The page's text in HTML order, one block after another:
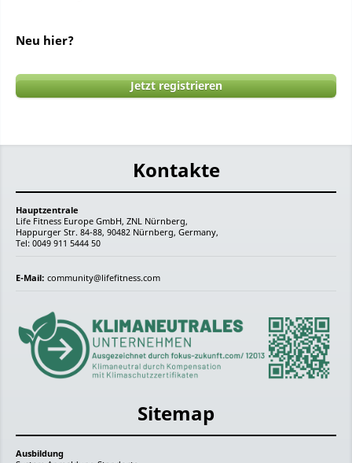
Neu hier?
Jetzt registrieren
Kontakte
Hauptzentrale
Life Fitness Europe GmbH, ZNL Nürnberg,
Happurger Str. 84-88, 90482 Nürnberg, Germany,
Tel: 0049 911 5444 50
E-Mail: community@lifefitness.com
Sitemap
Ausbildung